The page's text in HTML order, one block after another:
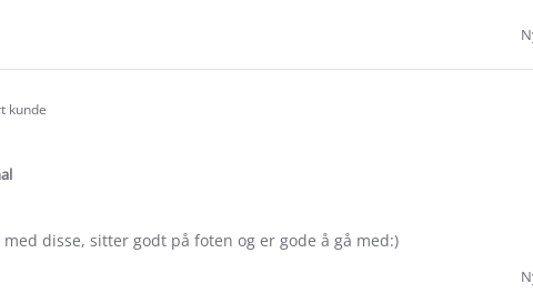
kunde
disse, sitter godt på foten og er gode å gå med:)